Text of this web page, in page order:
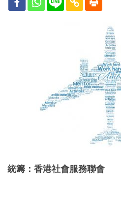
統籌：香港社會服務聯會